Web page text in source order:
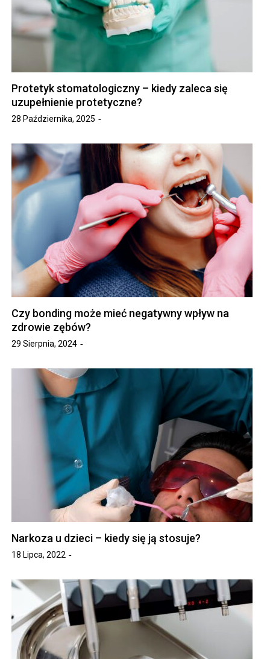
Protetyk stomatologiczny – kiedy zaleca się
uzupełnienie protetyczne?
28 Października, 2025
Czy bonding może mieć negatywny wpływ na
zdrowie zębów?
29 Sierpnia, 2024
Narkoza u dzieci – kiedy się ją stosuje?
18 Lipca, 2022